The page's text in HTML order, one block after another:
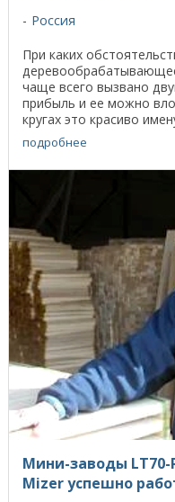
Россия
При каких
чаще всего вызвано
прибыль и ее можно
кругах это красиво
подробнее
Мини-заводы
Mizer успешно